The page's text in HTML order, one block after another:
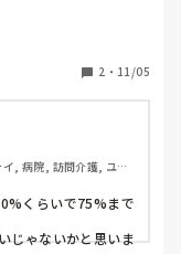
2 ・ 11/05
, 病院, 訪問介護, ユニ
くらいで75%まで
じゃないかと思いま